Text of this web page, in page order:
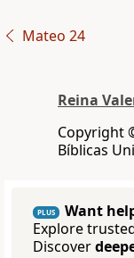
Mateo 24
Reina
Copyright
Bíblicas
PLUS
Want
Explore
Discover